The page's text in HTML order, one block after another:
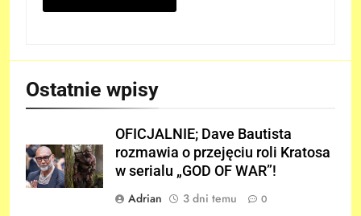
Ostatnie wpisy
OFICJALNIE; Dave Bautista
rozmawia o przejęciu roli Kratosa
w serialu „GOD OF WAR”!
Adrian
3 dni temu 0